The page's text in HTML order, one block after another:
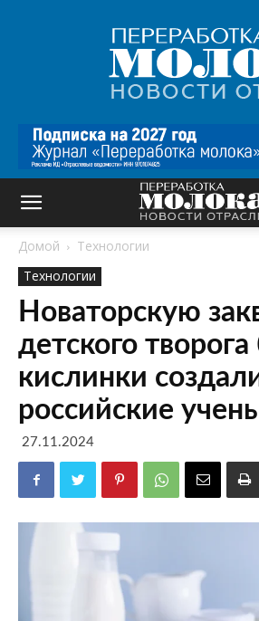
|
Домой
Технологии
Технологии
Новаторскую
детского творога
кислинки
российские
27.11.2024